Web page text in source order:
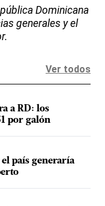
Dominicana
generales y el
Ver todos
a RD: los
por galón
país generaría